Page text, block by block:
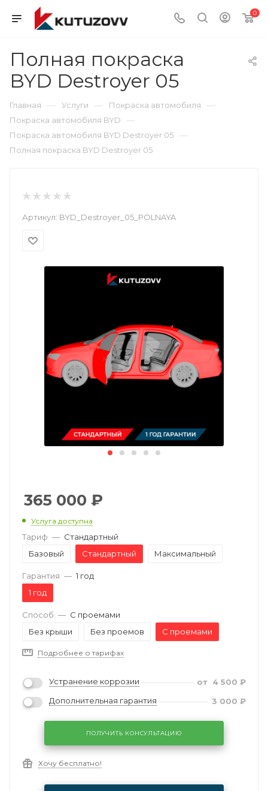
0
Полная покраска
BYD Destroyer 05
Главная — Услуги — Покраска автомобиля —
Покраска автомобиля BYD —
Покраска автомобиля BYD Destroyer 05 —
Полная покраска BYD Destroyer 05
Артикул: BYD_Destroyer_05_POLNAYA
365 000 ₽
Услуга доступна
Тариф — Стандартный
Базовый
Стандартный Максимальный
Гарантия — 1 год
1 год
Способ — С проемами
Без крыши
Без проемов С проемами
Подробнее о тарифах
Устранение коррозии от 4 500 ₽
Дополнительная гарантия
3 000 ₽
ПОЛУЧИТЬ КОНСУЛЬТАЦИЮ
Хочу бесплатно!